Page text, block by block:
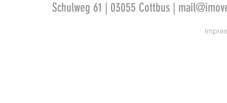
Schulweg 61 | 03055 Cottbus |